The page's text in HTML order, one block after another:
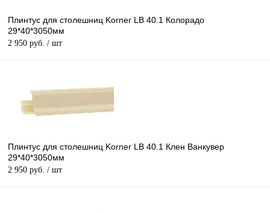
Плинтус для столешниц Korner LB 40.1 Колорадо
29*40*3050мм
2 950 руб. / шт
Плинтус для столешниц Korner LB 40.1 Клен Ванкувер
29*40*3050мм
2 950 руб. / шт